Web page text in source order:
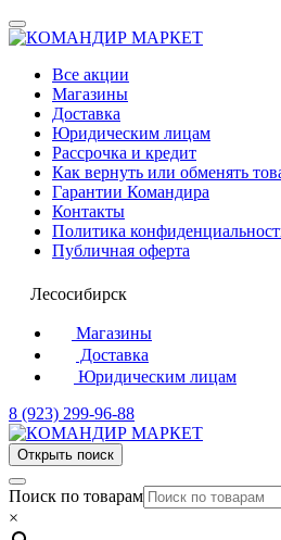
Все акции
Магазины
Доставка
Юридическим лицам
Рассрочка и кредит
Как вернуть или обменять
Гарантии Командира
Контакты
Политика
Публичная оферта
Лесосибирск
Магазины
Доставка
Юридическим лицам
8 (923) 299-96-88
Открыть поиск
Поиск по товарам
×